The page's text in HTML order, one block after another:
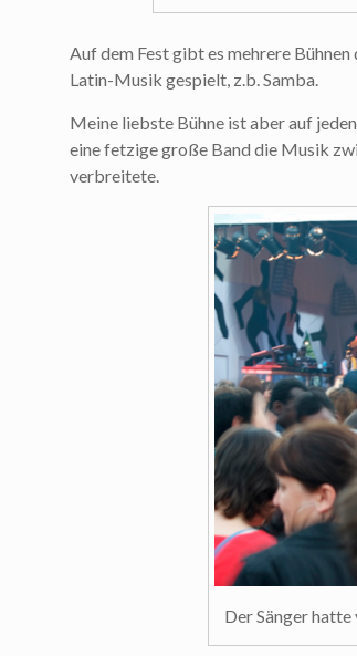
Auf dem Fest gibt es mehrere
Latin-Musik gespielt, z.b. Samba.
Meine liebste Bühne ist aber auf
eine fetzige große Band die Musik
verbreitete.
Der Sänger